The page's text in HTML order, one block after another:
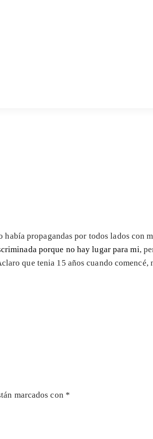
propagandas por todos lados con
porque no hay lugar para mi,
que tenia 15 años cuando
marcados con *